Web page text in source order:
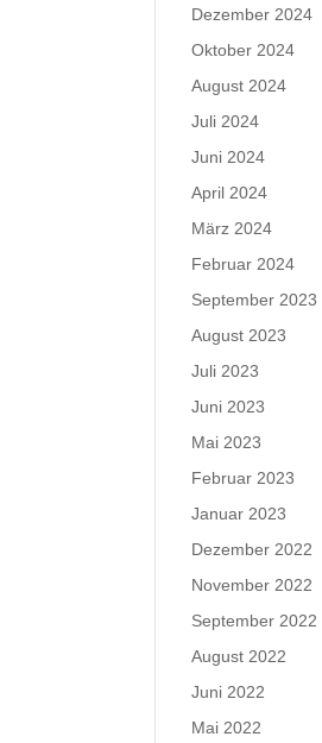
Dezember 2024
Oktober 2024
August 2024
Juli 2024
Juni 2024
April 2024
März 2024
Februar 2024
September 2023
August 2023
Juli 2023
Juni 2023
Mai 2023
Februar 2023
Januar 2023
Dezember 2022
November 2022
September 2022
August 2022
Juni 2022
Mai 2022